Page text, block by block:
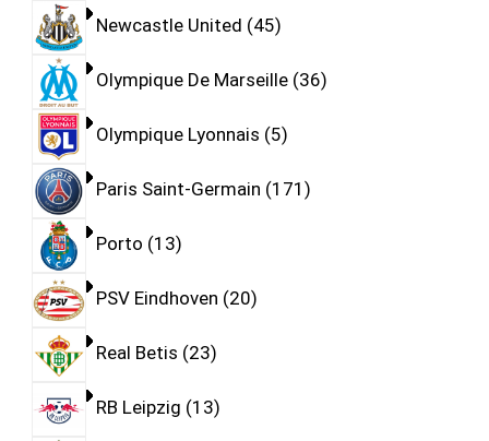
Newcastle United 45
Olympique De Marseille 36
Olympique Lyonnais 5
Paris Saint-Germain 171
Porto 13
PSV Eindhoven 20
Real Betis 23
RB Leipzig 13